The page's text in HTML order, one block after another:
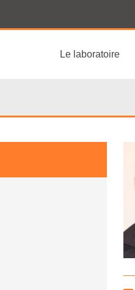
Le laboratoire